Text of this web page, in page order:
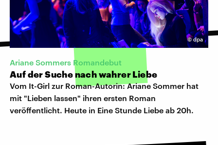
©dpa
Ariane Sommers Romandebut
Auf der Suche nach wahrer Liebe
Vom It-Girl zur Roman-Autorin: Ariane Sommer hat
mit "Lieben lassen" ihren ersten Roman
veröffentlicht. Heute in Eine Stunde Liebe ab 20h.